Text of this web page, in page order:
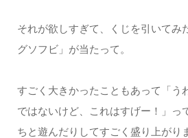
それが欲しすぎて、くじを引いてみ
グソフビ」が当たって。
すごく⼤きかったこともあって「う
ではないけど、これはすげー！」っ
ちと遊んだりしてすごく盛り上がり